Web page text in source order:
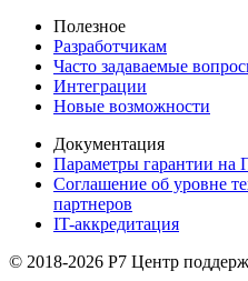
Полезное
Разработчикам
Часто задаваемые
Интеграции
Новые возможности
Документация
Параметры гарантии на
Соглашение об уровне
партнеров
IT-аккредитация
© 2018-2026 Р7 Центр